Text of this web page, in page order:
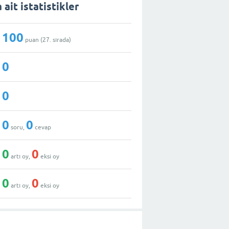
ait istatistikler
100 puan (27 . sırada)
0
0
0 soru,0 cevap
0 artı oy,0 eksi oy
0 artı oy,0 eksi oy